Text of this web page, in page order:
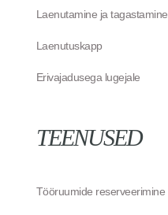
Laenutamine ja tagastamine
Laenutuskapp
Erivajadusega lugejale
TEENUSED
Tööruumide reserveerimine